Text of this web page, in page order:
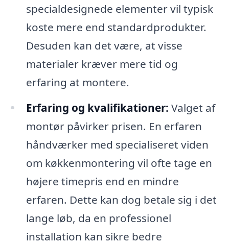
specialdesignede elementer vil typisk
koste mere end standardprodukter.
Desuden kan det være, at visse
materialer kræver mere tid og
erfaring at montere.
Erfaring og kvalifikationer: Valget af
montør påvirker prisen. En erfaren
håndværker med specialiseret viden
om køkkenmontering vil ofte tage en
højere timepris end en mindre
erfaren. Dette kan dog betale sig i det
lange løb, da en professionel
installation kan sikre bedre